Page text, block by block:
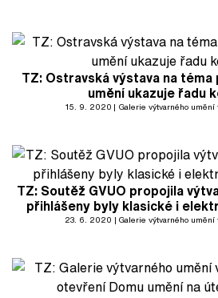
TZ: Ostravská výstava na
umění ukazuje řadu
15. 9. 2020 Galerie výtvarného umění
TZ: Soutěž GVUO propojila
přihlášeny byly klasické i
23. 6. 2020 Galerie výtvarného umění